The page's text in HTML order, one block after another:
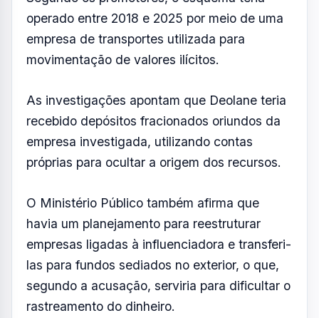
empresas ligadas à influenciadora e transferi-
las para fundos sediados no exterior, o que,
segundo a acusação, serviria para dificultar o
O caso é um desdobramento da Operação
Vérnix, deflagrada em maio deste ano pela
Polícia Civil e pelo Ministério Público de São
preventivamente em sua residência em
Alphaville, na Grande São Paulo.
A operação resultou ainda no bloqueio de
centenas de milhões de reais em bens e
valores, além da apreensão de veículos de